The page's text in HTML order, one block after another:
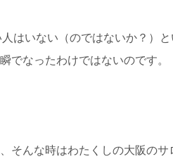
はいない（のではないか？）
でなったわけではないのです。
そんな時はわたくしの大阪の